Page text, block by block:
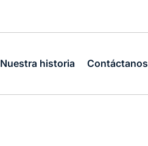
Nuestra historia Contáctanos